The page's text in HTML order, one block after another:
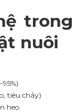
trong
nuôi
tiêu chảy)
heo